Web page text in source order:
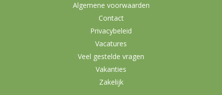
Algemene voorwaarden
Contact
Privacybeleid
Vacatures
Veel gestelde vragen
Vakanties
Zakelijk